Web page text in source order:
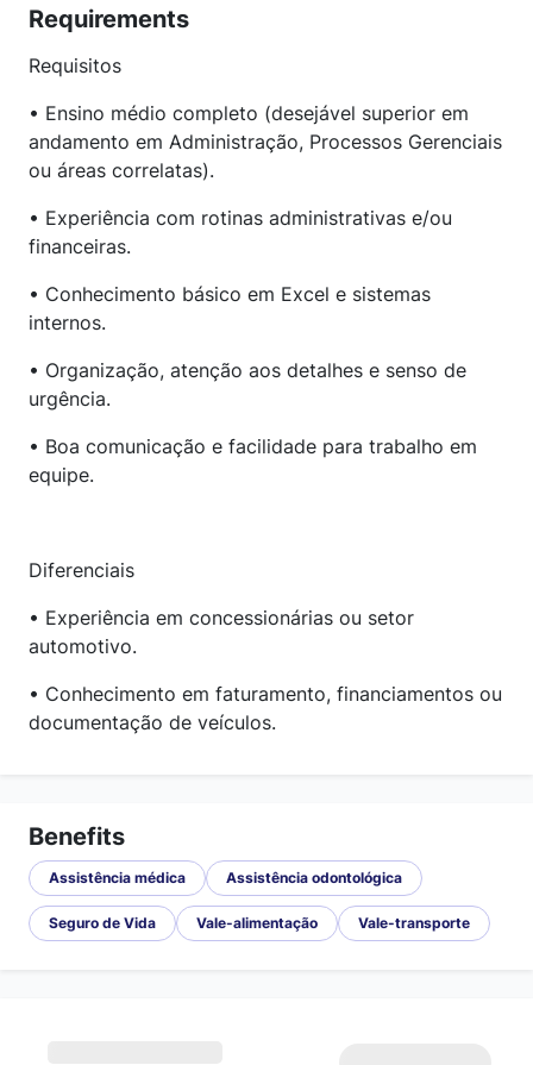
Requirements
Requisitos
• Ensino médio completo (desejável superior em
andamento em Administração, Processos Gerenciais
ou áreas correlatas).
• Experiência com rotinas administrativas e/ou
financeiras.
• Conhecimento básico em Excel e sistemas
internos.
• Organização, atenção aos detalhes e senso de
urgência.
• Boa comunicação e facilidade para trabalho em
equipe.
Diferenciais
• Experiência em concessionárias ou setor
automotivo.
• Conhecimento em faturamento, financiamentos ou
documentação de veículos.
Benefits
Assistência médica Assistência odontológica
Seguro de Vida Vale-alimentação Vale-transporte